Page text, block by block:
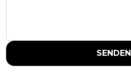
SENDEN